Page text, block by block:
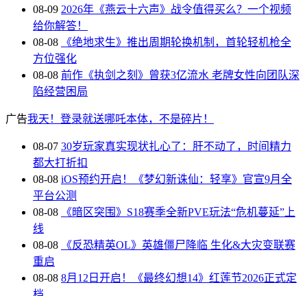
08-09 2026年《燕云十六声》战令值得买么？一个视频
给你解答！
08-08
《绝地求生》推出周期轮换机制，首轮轻机枪全
方位强化
08-08 前作《执剑之刻》曾获3亿流水 老牌女性向团队深
陷经营困局
广告我天！登录就送哪吒本体，不是碎片！
08-07 30岁玩家真实现状扎心了：肝不动了，时间精力
都大打折扣
08-08 iOS预约开启！《梦幻新诛仙：轻享》官宣9月全
平台公测
08-08
《暗区突围》S18赛季全新PVE玩法“危机蔓延”上
线
08-08
《反恐精英OL》英雄僵尸降临 生化&大灾变联赛
重启
08-08 8月12日开启！《最终幻想14》红莲节2026正式定